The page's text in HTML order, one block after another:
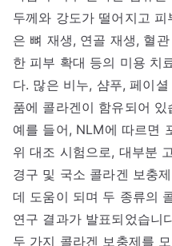
두께와 강도가 떨어지고
은 뼈 재생, 연골 재생, 혈
한 피부 확대 등의 미용 치
다. 많은 비누, 샴푸, 페이
품에 콜라겐이 함유되어 있
예를 들어, NLM에 따르면
위 대조 시험으로, 대부분
경구 및 국소 콜라겐 보충
데 도움이 되며 두 종류의
연구 결과가 발표되었습니
두 가지 콜라겐 보충제를